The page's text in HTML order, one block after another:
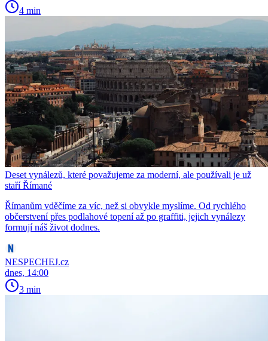
4 min
Deset vynálezů, které považujeme za moderní, ale používali je už
staří Římané
Římanům vděčíme za víc, než si obvykle myslíme. Od rychlého
občerstvení přes podlahové topení až po graffiti, jejich vynálezy
formují náš život dodnes.
NESPECHEJ.cz
dnes, 14:00
3 min